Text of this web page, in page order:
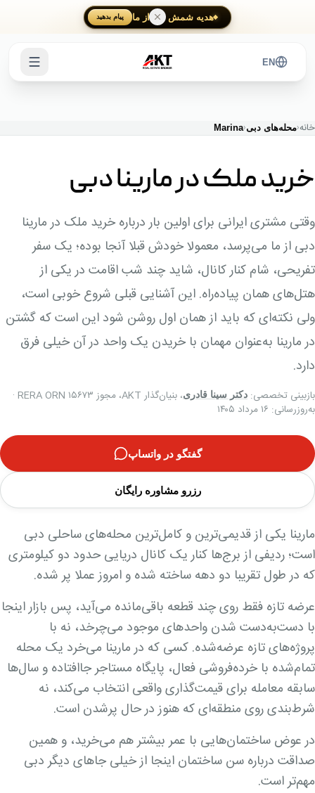
Skip to main contentهدیه شمش طلا از ما پیام بدهید
EN
خانه‹محله‌های دبی‹
Marina
خرید ملک در مارینا دبی
وقتی مشتری ایرانی برای اولین بار درباره خرید ملک در مارینا
دبی از ما می‌پرسد، معمولا خودش قبلا آنجا بوده؛ یک سفر
تفریحی، شام کنار کانال، شاید چند شب اقامت در یکی از
هتل‌های همان پیاده‌راه. این آشنایی قبلی شروع خوبی است،
ولی نکته‌ای که باید از همان اول روشن شود این است که گشتن
در مارینا به‌عنوان مهمان با خریدن یک واحد در آن خیلی فرق
دارد.
بازبینی تخصصی: دکتر سینا قادری
، بنیان‌گذار AKT، مجوز RERA ORN ۱۵۶۷۳ ·
به‌روزرسانی: ۱۶ مرداد ۱۴۰۵
گفتگو در واتساپ
رزرو مشاوره رایگان
مارینا یکی از قدیمی‌ترین و کامل‌ترین محله‌های ساحلی دبی
است؛ ردیفی از برج‌ها کنار یک کانال دریایی حدود دو کیلومتری
که در طول تقریبا دو دهه ساخته شده و امروز عملا پر شده.
عرضه تازه فقط روی چند قطعه باقی‌مانده می‌آید، پس بازار اینجا
با دست‌به‌دست شدن واحدهای موجود می‌چرخد، نه با
پروژه‌های تازه عرضه‌شده. کسی که در مارینا می‌خرد یک محله
تمام‌شده با خرده‌فروشی فعال، پایگاه مستاجر جاافتاده و سال‌ها
سابقه معامله برای قیمت‌گذاری واقعی انتخاب می‌کند، نه
شرط‌بندی روی منطقه‌ای که هنوز در حال پرشدن است.
در عوض ساختمان‌هایی با عمر بیشتر هم می‌خرید، و همین
صداقت درباره سن ساختمان اینجا از خیلی جاهای دیگر دبی
مهم‌تر است.